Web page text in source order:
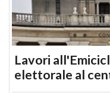
Lavori
elettorale al